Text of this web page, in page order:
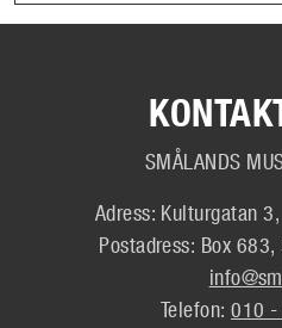
SMÅLANDS
Adress: Kulturgatan
Postadress: Box
Telefon:010 -